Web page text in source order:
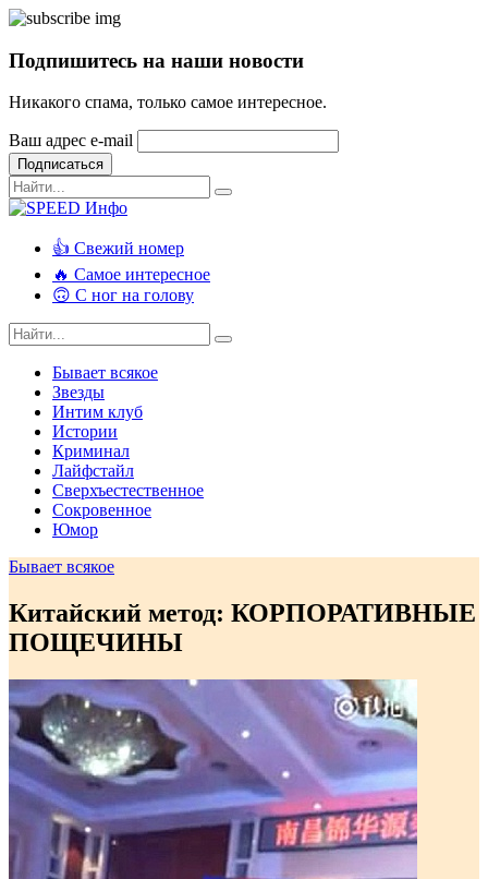
Подпишитесь на наши новости
Никакого спама, только самое интересное.
Ваш адрес e-mail
Подписаться
👍 Свежий номер
🔥 Самое интересное
🙃 С ног на голову
Бывает всякое
Звезды
Интим клуб
Истории
Криминал
Лайфстайл
Сверхъестественное
Сокровенное
Юмор
Бывает всякое
Китайский метод: КОРПОРАТИВНЫЕ
ПОЩЕЧИНЫ